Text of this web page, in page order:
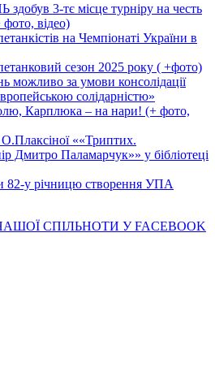
здобув 3-тє місце турніру на честь
фото, відео)
на Чемпіонаті України в
сезон 2025 року ( +фото)
можливо за умови консолідації
солідарністю»
Карплюка – на нари! (+ фото,
««Триптих.
Дмитро Паламарчук»» у бібліотеці
82-у річницю створення УПА